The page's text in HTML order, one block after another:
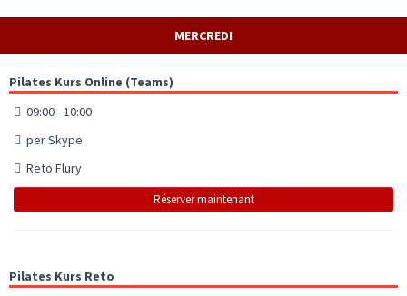
MERCREDI
Pilates Kurs Online (Teams)
09:00 - 10:00
per Skype
Reto Flury
Réserver maintenant
Pilates Kurs Reto